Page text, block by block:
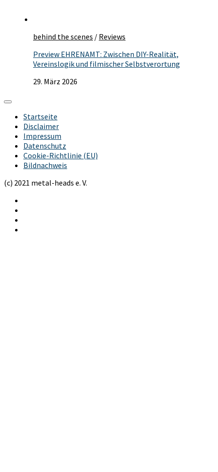
behind the scenes / Reviews
Preview EHRENAMT: Zwischen DIY-Realität,
Vereinslogik und filmischer Selbstverortung
29. März 2026
Startseite
Disclaimer
Impressum
Datenschutz
Cookie-Richtlinie (EU)
Bildnachweis
(c) 2021 metal-heads e. V.